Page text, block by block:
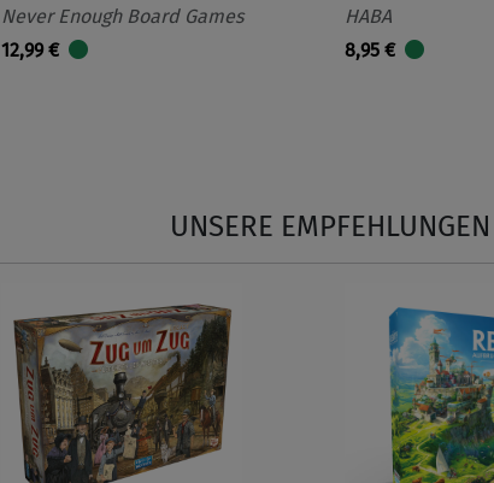
Never Enough Board Games
12,99 €
HABA
8,95 €
UNSERE EMPFEHLUNGEN